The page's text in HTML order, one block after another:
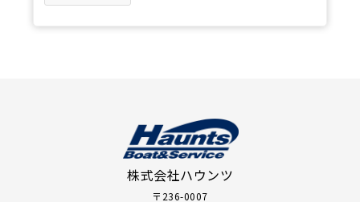
株式会社ハウンツ
〒236-0007